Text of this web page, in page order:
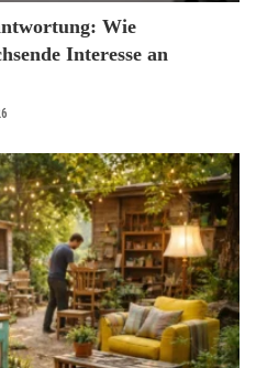
Wie
Interesse an